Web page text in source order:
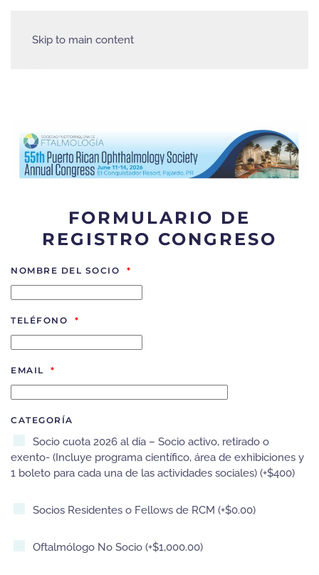
Skip to main content
FORMULARIO DE
REGISTRO CONGRESO
NOMBRE DEL SOCIO *
TELÉFONO *
EMAIL *
CATEGORÍA
Socio cuota 2026 al día – Socio activo, retirado o
exento- (Incluye programa científico, área de exhibiciones y
1 boleto para cada una de las actividades sociales) (+$400)
Socios Residentes o Fellows de RCM (+$0.00)
Oftalmólogo No Socio (+$1,000.00)